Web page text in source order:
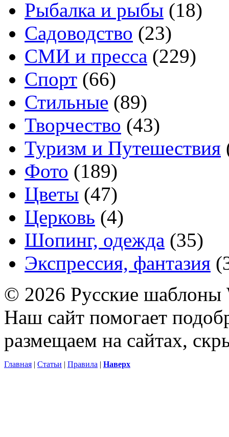
Рыбалка и рыбы (18)
Садоводство (23)
СМИ и пресса (229)
Спорт (66)
Стильные (89)
Творчество (43)
Туризм и Путешествия
Фото (189)
Цветы (47)
Церковь (4)
Шопинг, одежда (35)
Экспрессия, фантазия
© 2026 Русские шаблоны
Наш сайт помогает
размещаем на сайтах,
Главная | Статьи | Правила | Наверх